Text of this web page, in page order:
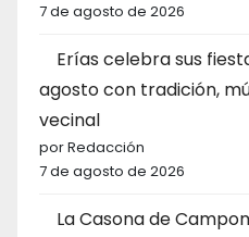
7 de agosto de 2026
Erías celebra sus
agosto con tradición,
vecinal
por Redacción
7 de agosto de 2026
La Casona de